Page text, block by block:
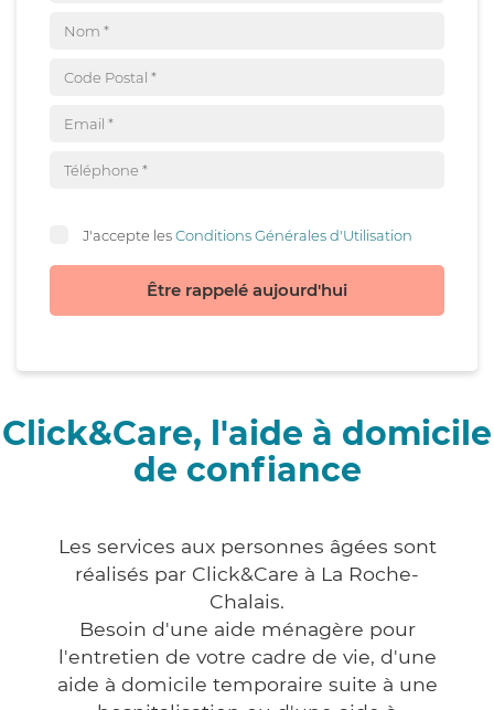
J'accepte lesConditions Générales d'Utilisation
Être rappelé aujourd'hui
Click&Care, l'aide à domicile
de confiance
Les services aux personnes âgées sont
réalisés par Click&Care à La Roche-
Chalais.
Besoin d'une aide ménagère pour
l'entretien de votre cadre de vie, d'une
aide à domicile temporaire suite à une